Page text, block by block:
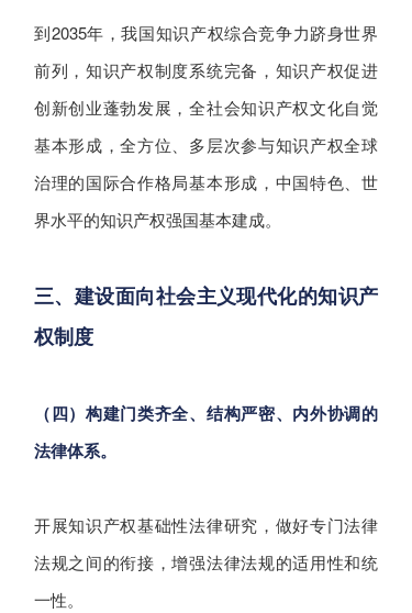
到2035年，我国知识产权综合竞争力跻身世界
前列，知识产权制度系统完备，知识产权促进
创新创业蓬勃发展，全社会知识产权文化自觉
基本形成，全方位、多层次参与知识产权全球
治理的国际合作格局基本形成，中国特色、世
界水平的知识产权强国基本建成。
三、建设面向社会主义现代化的知识产
权制度
（四）构建门类齐全、结构严密、内外协调的
法律体系。
开展知识产权基础性法律研究，做好专门法律
法规之间的衔接，增强法律法规的适用性和统
一性。